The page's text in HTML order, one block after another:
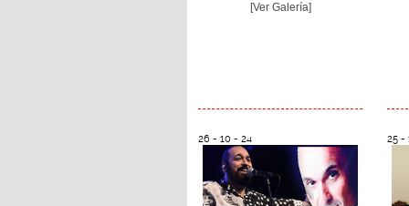
[Ver Galería]
26 - 10 - 24 25 -